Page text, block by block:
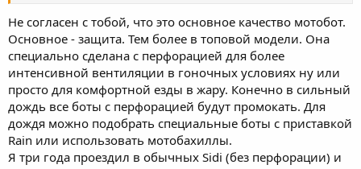
Не согласен с тобой, что это основное качество мотобот.
Основное - защита. Тем более в топовой модели. Она
специально сделана с перфорацией для более
интенсивной вентиляции в гоночных условиях ну или
просто для комфортной езды в жару. Конечно в сильный
дождь все боты с перфорацией будут промокать. Для
дождя можно подобрать специальные боты с приставкой
Rain или использовать мотобахиллы.
Я три года проездил в обычных Sidi (без перфорации) и